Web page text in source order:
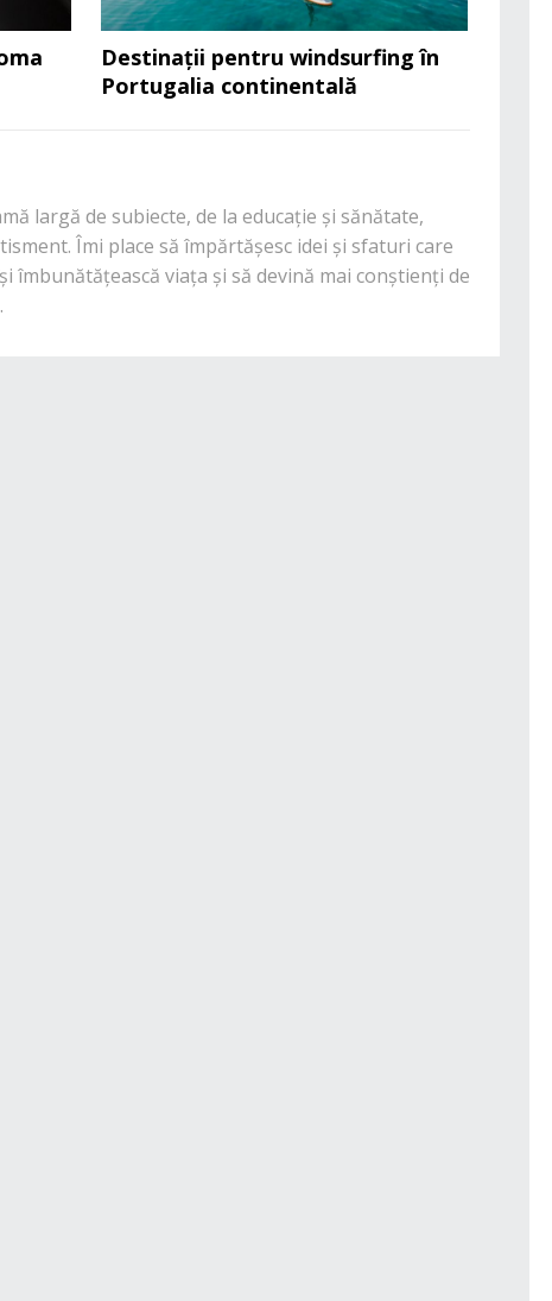
Destinații pentru windsurfing în
Portugalia continentală
largă de subiecte, de la educație și sănătate,
Îmi place să împărtășesc idei și sfaturi care
îmbunătățească viața și să devină mai conștienți de